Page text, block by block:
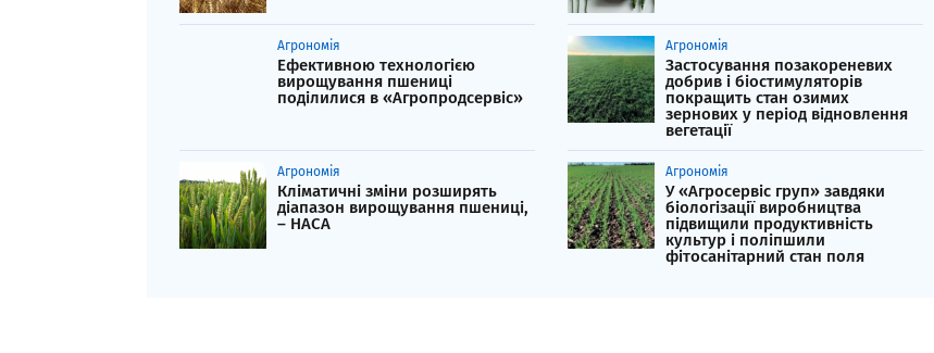
Агрономія
Ефективною технологією
вирощування пшениці
поділилися в «Агропродсервіс»
Агрономія
Кліматичні зміни розширять
діапазон вирощування пшениці,
– НАСА
Агрономія
Застосування позакореневих
добрив і біостимуляторів
покращить стан озимих
зернових у період відновлення
вегетації
Агрономія
У «Агросервіс груп» завдяки
біологізації виробництва
підвищили продуктивність
культур і поліпшили
фітосанітарний стан поля